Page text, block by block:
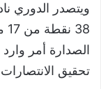
ويتصدر الدوري
الصدارة أمر
تحقيق